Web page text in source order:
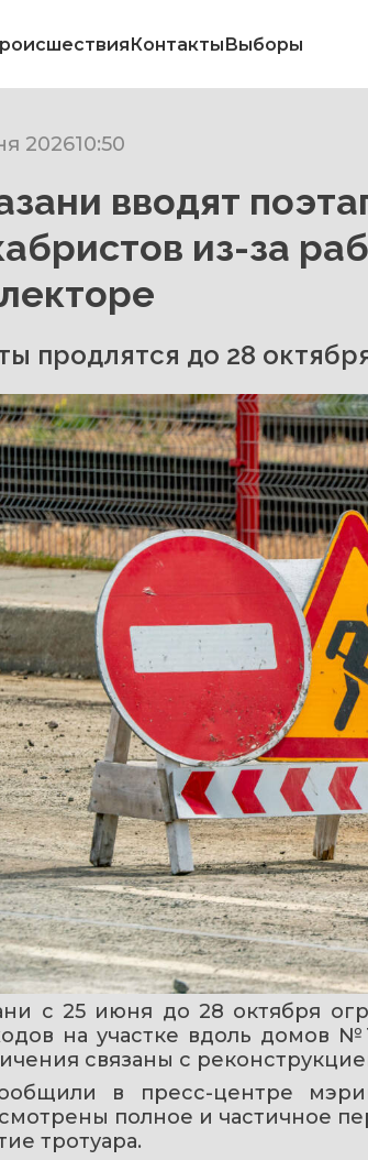
КонтактыВыборы
202610:50
вводят
из-за
продлятся до 28
с 25 июня до 28 октября
на участке вдоль домов
связаны с
в пресс-центре
полное и частичное
тротуара.